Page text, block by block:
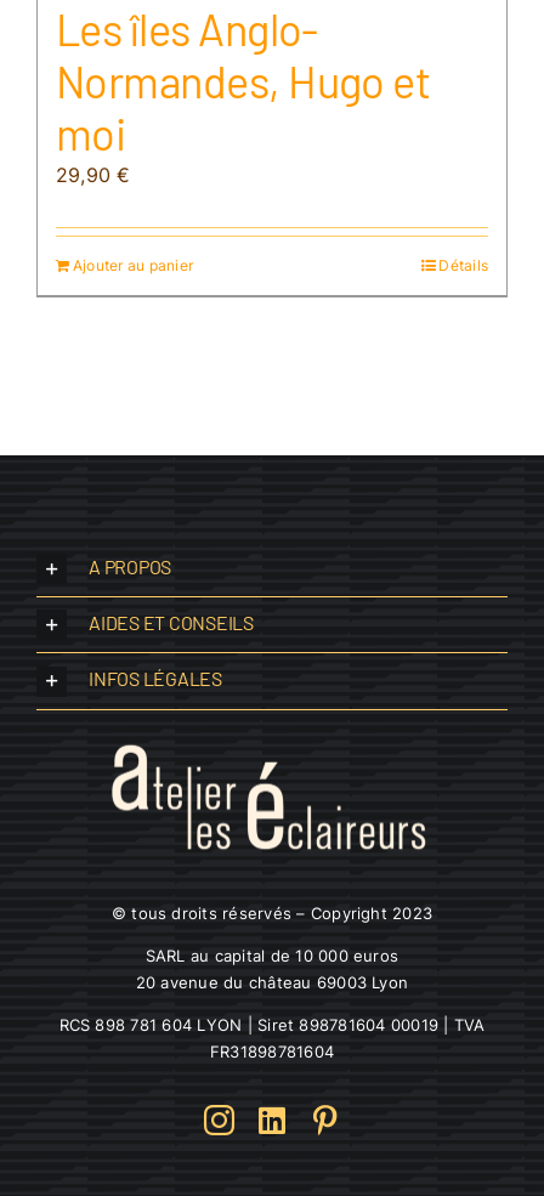
Les îles Anglo-
Normandes, Hugo et
moi
29,90€
Ajouter au panier Détails
A PROPOS
AIDES ET CONSEILS
INFOS LÉGALES
© tous droits réservés – Copyright 2023
SARL au capital de 10 000 euros
20 avenue du château 69003 Lyon
RCS 898 781 604 LYON | Siret 898781604 00019 | TVA
FR31898781604